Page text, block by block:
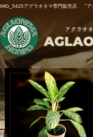
IMG_5425アグラオネマ専門販売店 『ア